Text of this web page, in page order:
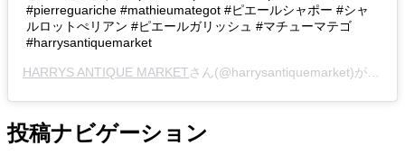
#pierreguariche #mathieumategot #ピエールシャポー #シャ
ルロットぺリアン #ピエールガリッシュ #マチューマテゴ
#harrysantiquemarket
HARRYS ANTIQUE MARKETさん(@harrysantiquemarket)がシェアした投稿 –
投稿ナビゲーション